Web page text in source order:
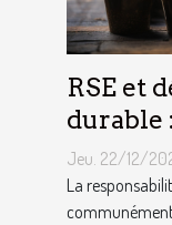
RSE et
durable
avec ce
Jeu. 22/12/
La